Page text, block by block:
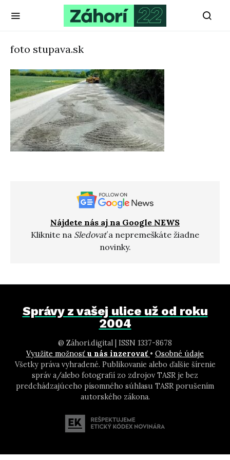
foto stupava.sk
Nájdete nás aj na Google NEWS
Kliknite na Sledovaťa nepremeškáte žiadne
novinky.
Správy z vašej ulice už od roku
2004
@ Záhori.digital | ISSN 1337-8678
Využite možnosť u nás inzerovať • Osobné údaje
Všetky práva vyhradené. Publikovanie alebo ďalšie šírenie
správ a/alebo fotografií zo zdrojov TASR je bez
predchádzajúceho písomného súhlasu TASR porušením
autorského zákona.